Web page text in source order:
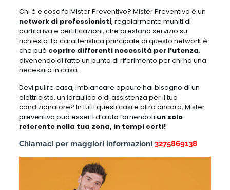
Chi è e cosa fa Mister Preventivo? Mister Preventivo è un
network di professionisti, regolarmente muniti di
partita iva e certificazioni, che prestano servizio su
richiesta. La caratteristica principale di questo network è
che può coprire differenti necessità per l’utenza,
divenendo di fatto un punto di riferimento per chi ha una
necessità in casa.
Devi pulire casa, imbiancare oppure hai bisogno di un
elettricista, un idraulico o di assistenza per il tuo
condizionatore? In tutti questi casi e altro ancora, Mister
preventivo può esserti d’aiuto fornendoti un solo
referente nella tua zona, in tempi certi!
Chiamaci per maggiori informazioni 3275869138